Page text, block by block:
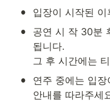
• 입장이 시작된
•
공연 시 작 30분
됩니다.
그 후 시간에는
•
연주 중에는 입
안내를 따라주세